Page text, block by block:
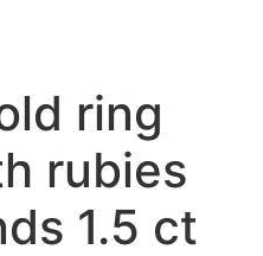
ring
rubies
1.5 ct